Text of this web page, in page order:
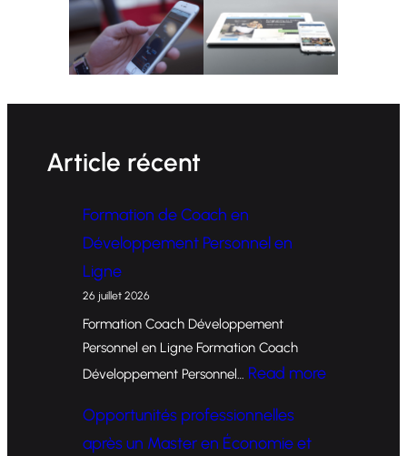
Article récent
Formation de Coach en
Développement Personnel en
Ligne
26 juillet 2026
Formation Coach Développement
Personnel en Ligne Formation Coach
Développement Personnel… Read more:
Opportunités professionnelles
après un Master en Économie et